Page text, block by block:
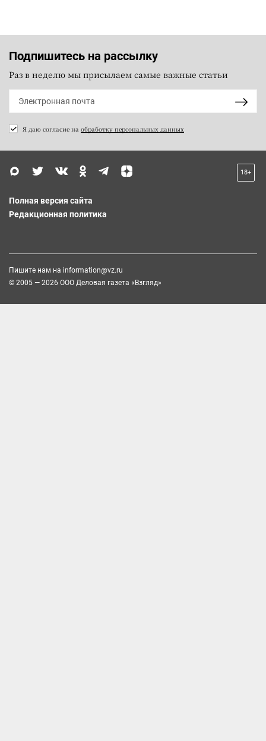
Подпишитесь на рассылку
Раз в неделю мы присылаем самые важные статьи
Я даю согласие на обработку персональных данных
18+
Полная версия сайта
Редакционная политика
Пишите нам на information@vz.ru
© 2005 — 2026 ООО Деловая газета «Взгляд»